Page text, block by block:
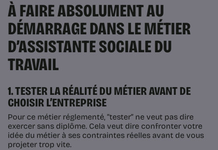
À FAIRE ABSOLUMENT AU
DÉMARRAGE DANS LE MÉTIER
D’ASSISTANTE SOCIALE DU
TRAVAIL
1. TESTER LA RÉALITÉ DU MÉTIER AVANT DE
CHOISIR L’ENTREPRISE
Pour ce métier réglementé, “tester” ne veut pas dire
exercer sans diplôme. Cela veut dire confronter votre
idée du métier à ses contraintes réelles avant de vous
projeter trop vite.